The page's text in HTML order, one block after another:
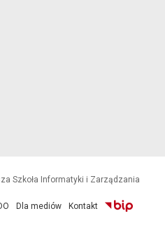
Szkoła Informatyki i Zarządzania
Dla mediów Kontakt